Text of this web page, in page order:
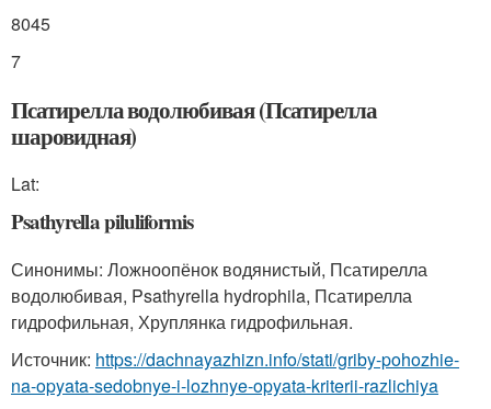
8045
7
Псатирелла водолюбивая (Псатирелла
шаровидная)
Lat:
Psathyrella piluliformis
Синонимы: Ложноопёнок водянистый, Псатирелла
водолюбивая, Psathyrella hydrophila, Псатирелла
гидрофильная, Хруплянка гидрофильная.
Источник: https://dachnayazhizn.info/stati/griby-pohozhie-
na-opyata-sedobnye-i-lozhnye-opyata-kriterii-razlichiya